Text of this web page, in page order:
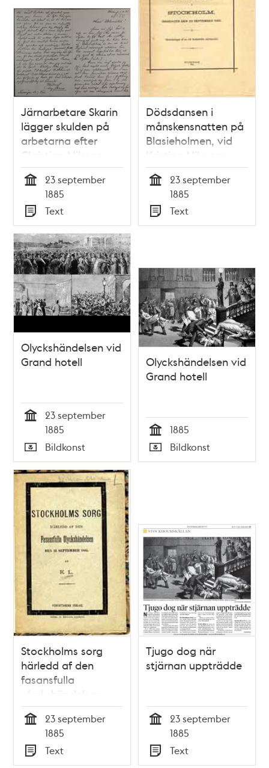
Järnarbetare Skarin
lägger skulden på
arbetarna efter
Christina Nilsson-
olyckan
23 september
1885
Typ
Text
Dödsdansen i
månskensnatten på
Blasieholmen, vid
Kristina Nilssons
tredje konsert i
Stockholm,
onsdagen den 23
september 1885 :
anteckningar / af en
[Svedberg]
23 september
1885
Typ
Text
Olyckshändelsen vid
Grand hotell
23 september
1885
Typ
Bildkonst
Olyckshändelsen vid
Grand hotell
Tid
1885
Typ
Bildkonst
Stockholms sorg
härledd af den
fasansfulla
olyckshändelsen
den 23 sept.1885 : af
K.L.
23 september
1885
Typ
Text
Tjugo dog när
stjärnan uppträdde
23 september
1885
Typ
Text